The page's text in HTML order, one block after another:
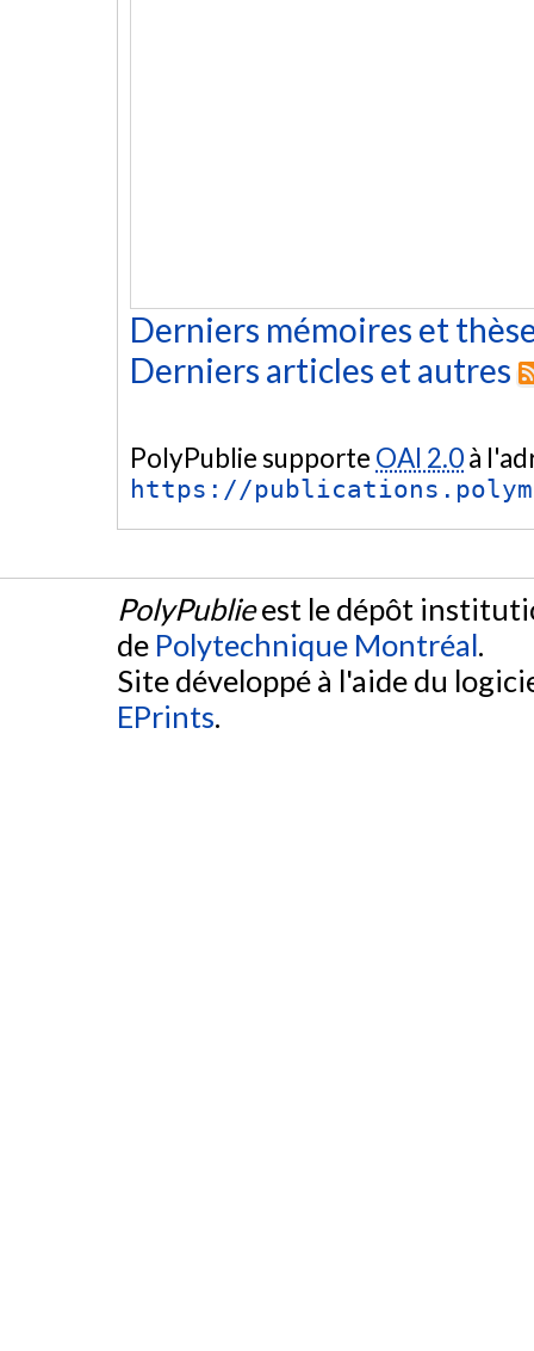
Derniers mémoires et
Derniers articles et autres
PolyPublie supporte OAI 2.0à
https://
PolyPublieest le dépôt
de Polytechnique Montréal.
Site développé à l'aide du
EPrints.